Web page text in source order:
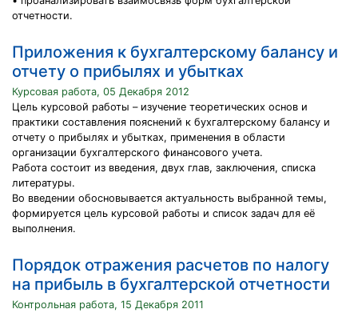
отчетности.
Приложения к бухгалтерскому балансу и
отчету о прибылях и убытках
Курсовая работа, 05 Декабря 2012
Цель курсовой работы – изучение теоретических основ и
практики составления пояснений к бухгалтерскому балансу и
отчету о прибылях и убытках, применения в области
организации бухгалтерского финансового учета.
Работа состоит из введения, двух глав, заключения, списка
литературы.
Во введении обосновывается актуальность выбранной темы,
формируется цель курсовой работы и список задач для её
выполнения.
Порядок отражения расчетов по налогу
на прибыль в бухгалтерской отчетности
Контрольная работа, 15 Декабря 2011